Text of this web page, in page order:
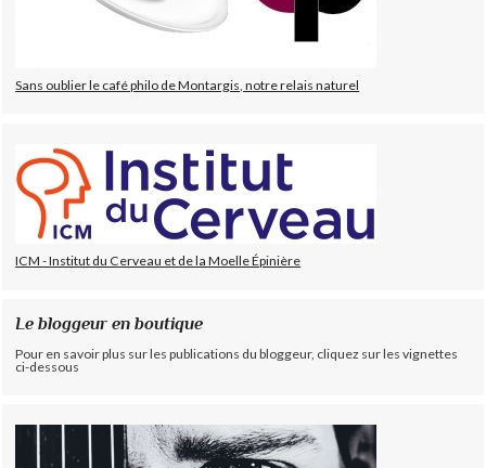
Sans oublier le café philo de Montargis, notre relais naturel
ICM - Institut du Cerveau et de la Moelle Épinière
Le bloggeur en boutique
Pour en savoir plus sur les publications du bloggeur, cliquez sur les vignettes
ci-dessous